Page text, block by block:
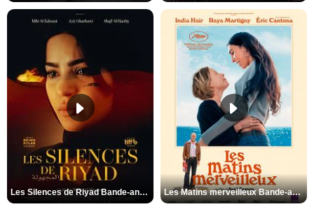
Les Silences de Riyad Bande-annonce VO STFR Les Matins merveilleux Bande-annonce VF